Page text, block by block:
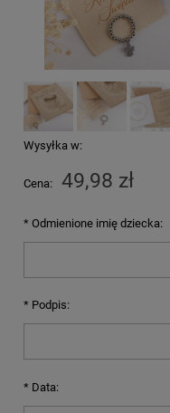
Wysyłka w:
Cena: 49,98 zł
* Odmienione imię dziecka:
* Podpis:
* Data: